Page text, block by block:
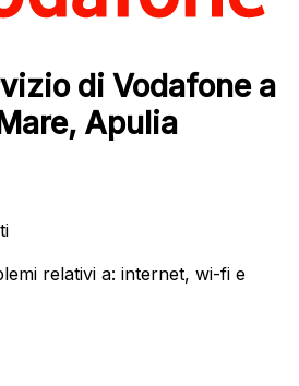
di Vodafone a
Apulia
relativi a: internet, wi-fi e